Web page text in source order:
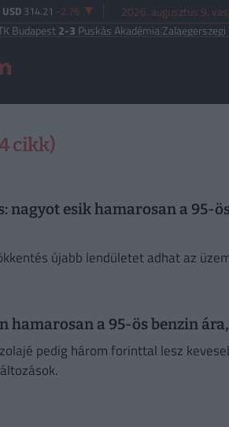
USD 314.21 -2.76 2026. augusztus 9.
2-3Puskás Akadémia|Zalaegerszegi TE
cikk)
esik hamarosan a 95-
újabb lendületet adhat az
hamarosan a 95-ös benzin
pedig három forinttal lesz